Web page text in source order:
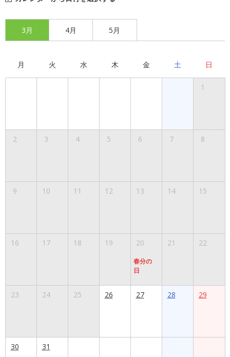
3月 4月 5月
月 火 水 木 金 土 日
1
2 3 4 5 6 7 8
9 10 11 12 13 14 15
16 17 18 19 20
春分の
日
21 22
23 24 25 26 27 28 29
30 31